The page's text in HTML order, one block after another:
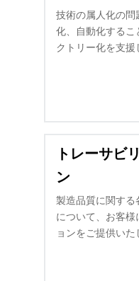
技術の属人化の問
化、自動化するこ
クトリー化を支援
トレーサビ
ン
製造品質に関する
について、お客
ョンをご提供いた